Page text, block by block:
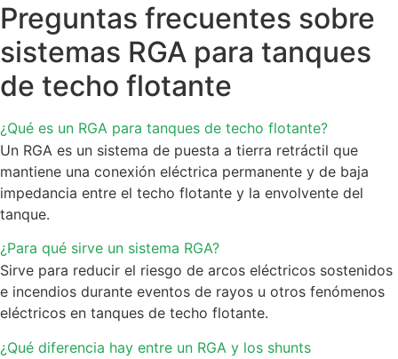
Preguntas frecuentes sobre
sistemas RGA para tanques
de techo flotante
¿Qué es un RGA para tanques de techo flotante?
Un RGA es un sistema de puesta a tierra retráctil que
mantiene una conexión eléctrica permanente y de baja
impedancia entre el techo flotante y la envolvente del
tanque.
¿Para qué sirve un sistema RGA?
Sirve para reducir el riesgo de arcos eléctricos sostenidos
e incendios durante eventos de rayos u otros fenómenos
eléctricos en tanques de techo flotante.
¿Qué diferencia hay entre un RGA y los shunts